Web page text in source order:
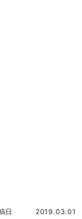
日
2019.03.01